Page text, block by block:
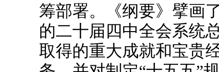
筹部署。《纲要》擘画
的二十届四中全会系统
取得的重大成就和宝贵